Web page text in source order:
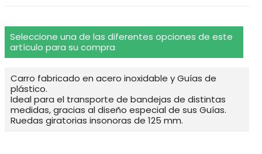
Seleccione una de las diferentes opciones de este
artículo para su compra
Carro fabricado en acero inoxidable y Guías de
plástico.
Ideal para el transporte de bandejas de distintas
medidas, gracias al diseño especial de sus Guías.
Ruedas giratorias insonoras de 125 mm.